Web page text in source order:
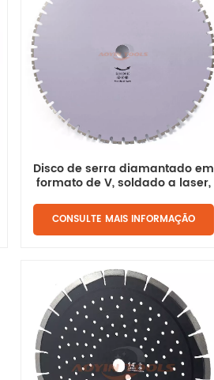
Disco de serra diamantado em
formato de V, soldado a laser,
CONSULTE MAIS INFORMAÇÃO